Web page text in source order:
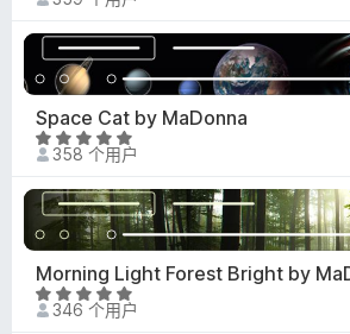
分
4
7
/
5
Space Cat by MaDonna
评
分
4
8
/
5
358 个用户
Morning Light Forest Bright by
评
分
346 个用户